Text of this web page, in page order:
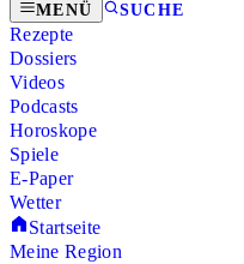
MENÜ SUCHE
Rezepte
Dossiers
Videos
Podcasts
Horoskope
Spiele
E-Paper
Wetter
Startseite
Meine Region